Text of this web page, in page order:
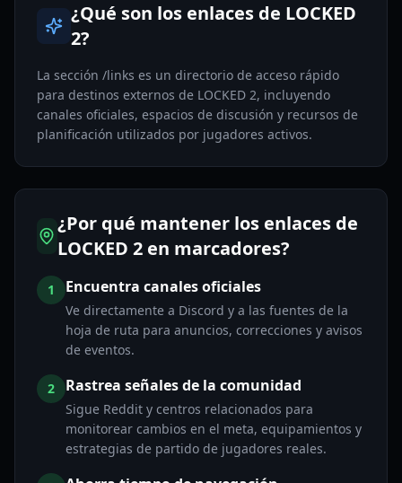
¿Qué son los enlaces de LOCKED
2?
La sección /links es un directorio de acceso rápido
para destinos externos de LOCKED 2, incluyendo
canales oficiales, espacios de discusión y recursos de
planificación utilizados por jugadores activos.
¿Por qué mantener los enlaces de
LOCKED 2 en marcadores?
1 Encuentra canales oficiales
Ve directamente a Discord y a las fuentes de la
hoja de ruta para anuncios, correcciones y avisos
de eventos.
2 Rastrea señales de la comunidad
Sigue Reddit y centros relacionados para
monitorear cambios en el meta, equipamientos y
estrategias de partido de jugadores reales.